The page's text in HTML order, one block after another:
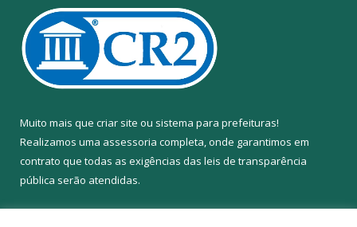
Muito mais que criar site ou sistema para prefeituras!
Realizamos uma assessoria completa, onde garantimos em
contrato que todas as exigências das leis de transparência
pública serão atendidas.